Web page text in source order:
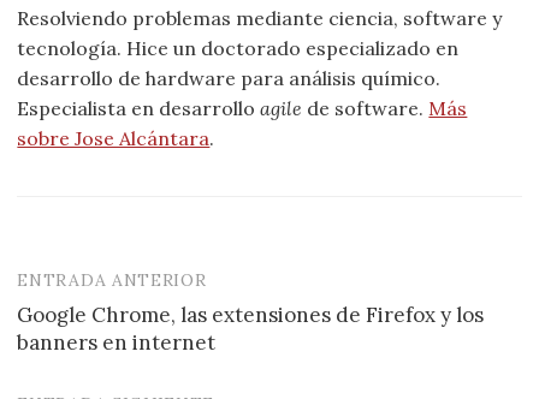
Resolviendo problemas mediante ciencia, software y
tecnología. Hice un doctorado especializado en
desarrollo de hardware para análisis químico.
Especialista en desarrolloagile de software. Más
sobre Jose Alcántara.
Navegación
de
ENTRADA ANTERIOR
Google Chrome, las extensiones de Firefox y los
banners en internet